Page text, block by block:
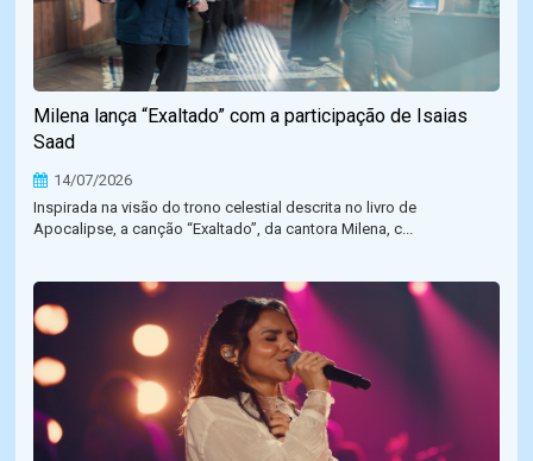
Milena lança “Exaltado” com a participação de Isaias
Saad
14/07/2026
Inspirada na visão do trono celestial descrita no livro de
Apocalipse, a canção “Exaltado”, da cantora Milena, c...